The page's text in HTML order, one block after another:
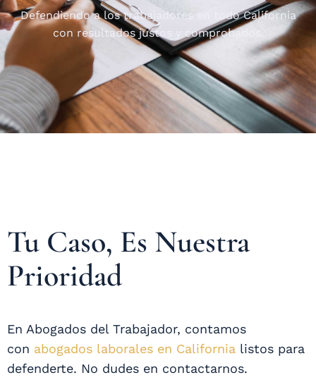
Defendiendo a los trabajadores en todo California
con resultados justos y comprobados.
Tu Caso, Es Nuestra
Prioridad
En Abogados del Trabajador, contamos
con abogados laborales en California listos para
defenderte. No dudes en contactarnos.